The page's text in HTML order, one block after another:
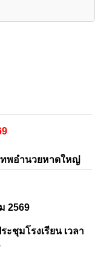
ทพอำนวยหาดใหญ่
2569
ชุมโรงเรียน เวลา